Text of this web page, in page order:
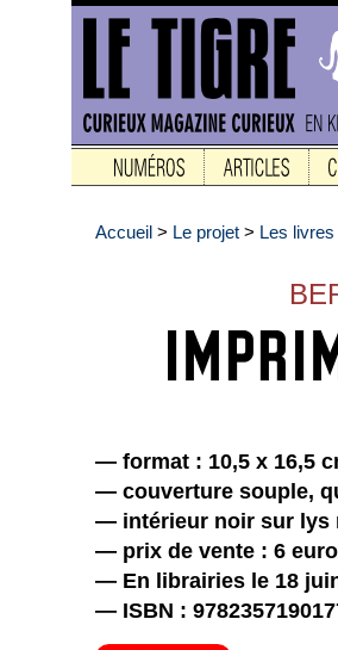
Accueil > Le projet > Les livres
— format : 10,5 x 16,5
— couverture souple,
— intérieur noir sur lys
— prix de vente : 6
— En librairies le 18
— ISBN :